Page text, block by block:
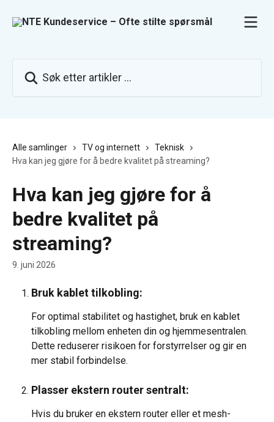
Alle samlinger TV og internett
Teknisk
Hva kan jeg gjøre for å bedre kvalitet på streaming?
Hva kan jeg gjøre for å
bedre kvalitet på
streaming?
9. juni 2026
Bruk kablet tilkobling:
For optimal stabilitet og hastighet, bruk en kablet
tilkobling mellom enheten din og hjemmesentralen.
Dette reduserer risikoen for forstyrrelser og gir en
mer stabil forbindelse.
Plasser ekstern router sentralt:
Hvis du bruker en ekstern router eller et mesh-